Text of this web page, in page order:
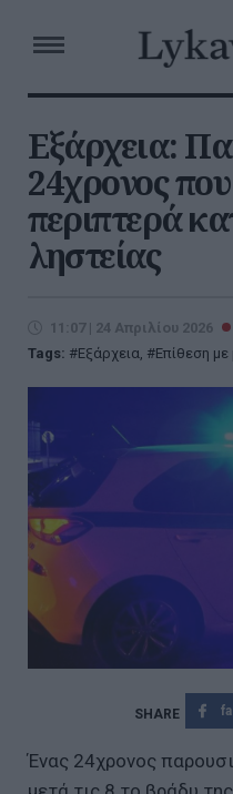
Εξάρχεια:
24χρονος
περιπτερά
ληστείας
11:07 | 24 Απριλίου 2026
Tags:
Εξάρχεια, Επίθεση με
Ένας 24χρονος